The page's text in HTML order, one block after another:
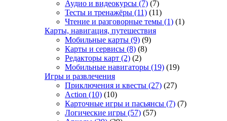
Аудио и видеокурсы (7) (7)
Тесты и тренажёры (11) (11)
Чтение и разговорные темы (1) (1)
Карты, навигация, путешествия
Мобильные карты (9) (9)
Карты и сервисы (8) (8)
Редакторы карт (2) (2)
Мобильные навигаторы (19) (19)
Игры и развлечения
Приключения и квесты (27) (27)
Action (10) (10)
Карточные игры и пасьянсы (7) (7)
Логические игры (57) (57)